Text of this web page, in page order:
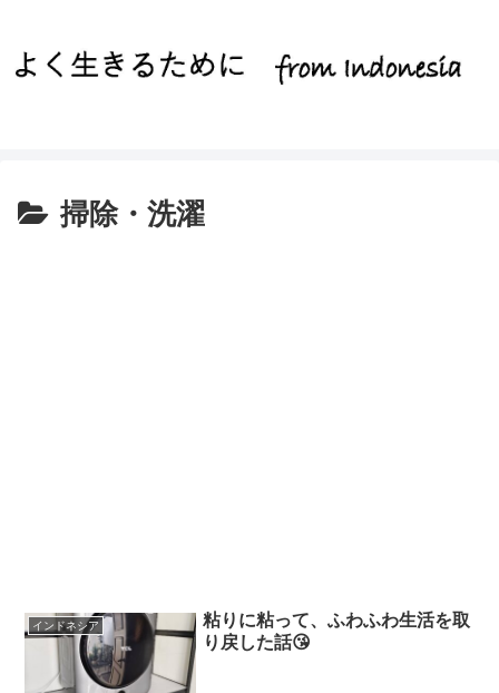
掃除・洗濯
インドネシア
粘りに粘って、ふわふわ生活を取
り戻した話😘